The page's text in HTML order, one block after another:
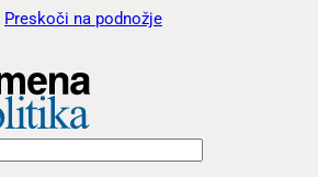
Preskoči na podnožje